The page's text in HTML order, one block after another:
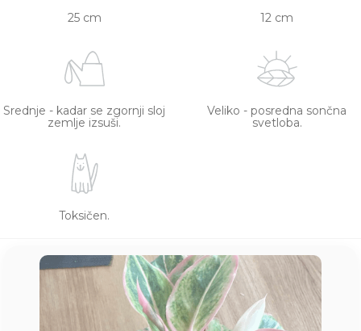
25 cm 12 cm
Srednje - kadar se zgornji sloj
zemlje izsuši.
Veliko - posredna sončna
svetloba.
Toksičen.